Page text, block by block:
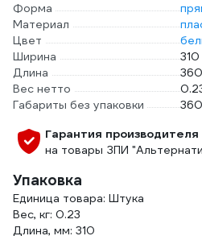
Форма
Материал
Цвет
Ширина
Длина
Вес нетто
Габариты без упаковки
Гарантия
на товары ЗПИ
Упаковка
Единица товара: Штука
Вес, кг: 0.23
Длина, мм: 310